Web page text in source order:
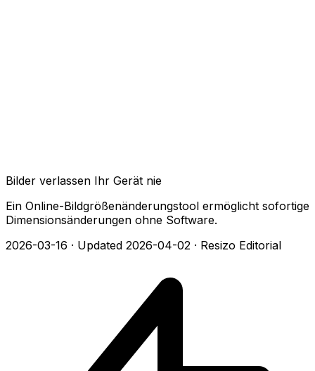
Bilder verlassen Ihr Gerät nie
Ein Online-Bildgrößenänderungstool ermöglicht sofortige
Dimensionsänderungen ohne Software.
2026-03-16 · Updated 2026-04-02 · Resizo Editorial